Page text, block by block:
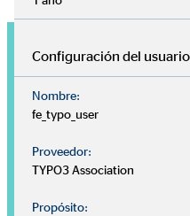
Configuración del usuario
Nombre:
fe_typo_user
Proveedor:
TYPO3 Association
Propósito: